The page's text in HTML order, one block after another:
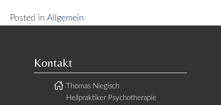
Posted in Allgemein
Kontakt
Thomas Niegisch
Heilpraktiker Psychotherapie